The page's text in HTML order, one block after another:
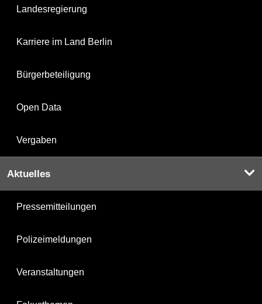
Landesregierung
Karriere im Land Berlin
Bürgerbeteiligung
Open Data
Vergaben
Aktuelles
Pressemitteilungen
Polizeimeldungen
Veranstaltungen